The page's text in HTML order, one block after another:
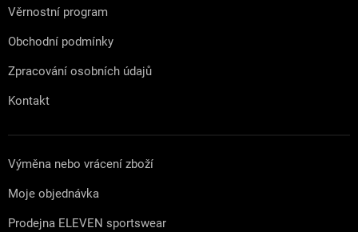
Věrnostní program
Obchodní podmínky
Zpracování osobních údajů
Kontakt
Výměna nebo vrácení zboží
Moje objednávka
Prodejna ELEVEN sportswear